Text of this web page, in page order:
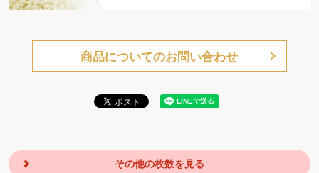
商品についてのお問い合わせ
その他の枚数を見る